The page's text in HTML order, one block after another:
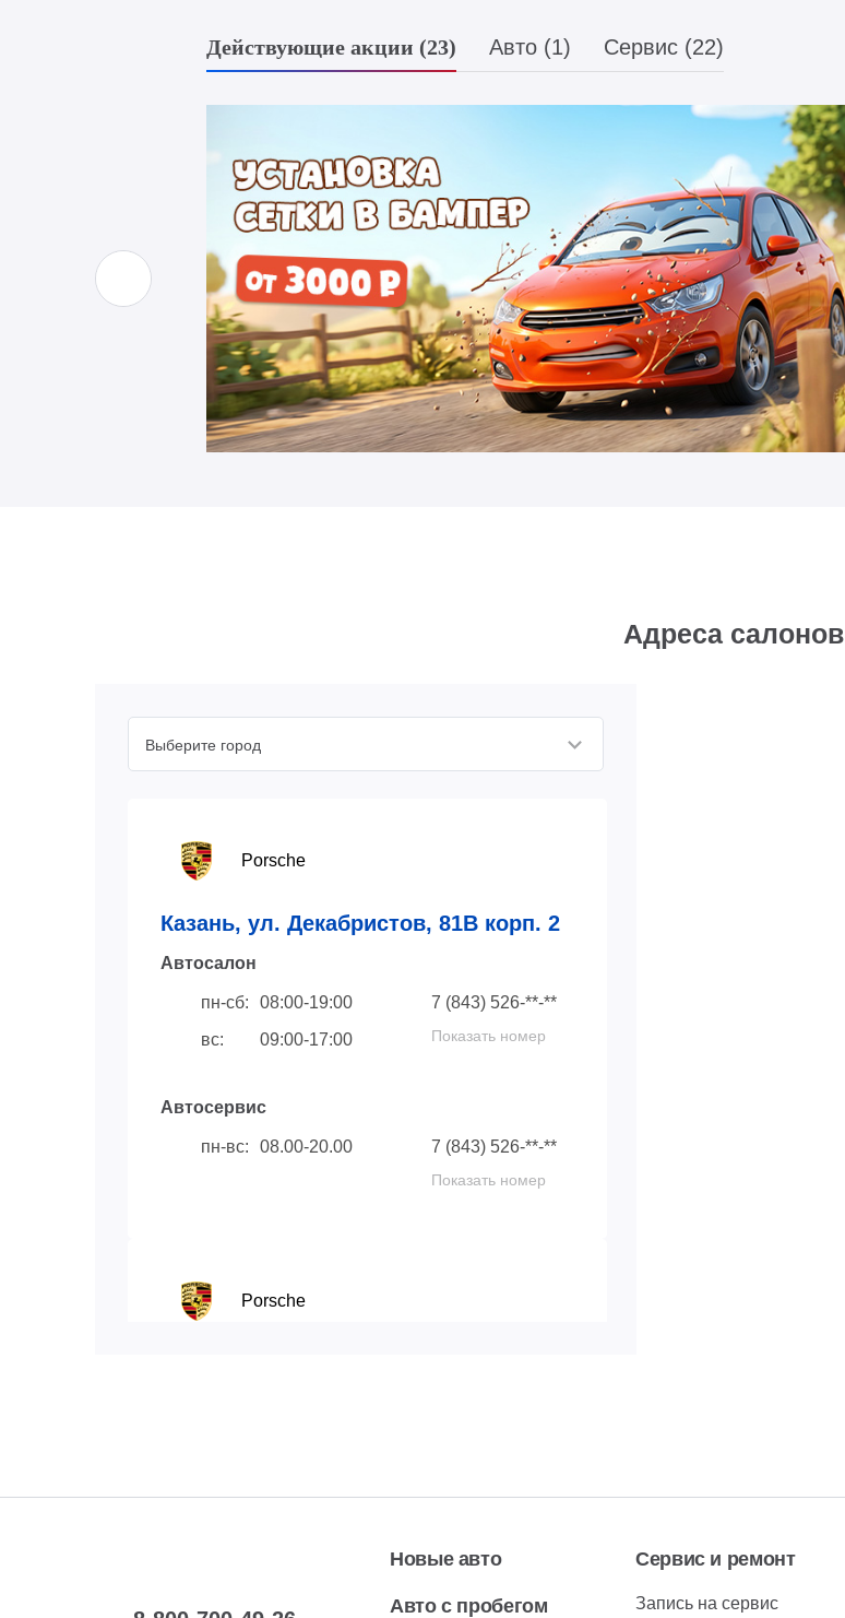
Действующие акции (23) Авто (1) Сервис (22)
Адреса салонов
Выберите город
Porsche
Казань, ул. Декабристов, 81В корп. 2
Автосaлон
пн-сб:
08:00-19:00
вс:
09:00-17:00
7 (843) 526-**-**
Показать номер
Автосервис
пн-вс: 08.00-20.00 7 (843) 526-**-**
Показать номер
Porsche
сб-вс: 10.00-19.00
Новые авто
Авто с пробегом
Сервис и ремонт
Запись на сервис